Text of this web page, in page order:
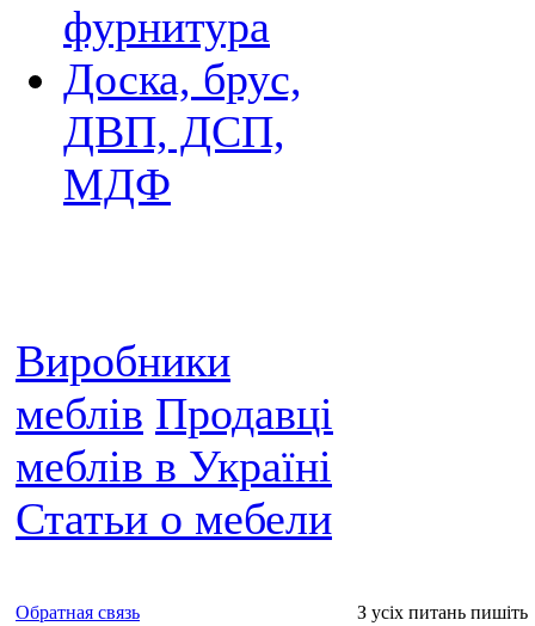
фурнитура
Доска, брус,
ДВП, ДСП,
МДФ
Виробники
меблів Продавці
меблів в Україні
Статьи о мебели
Обратная связь
З усіх питань пишіть